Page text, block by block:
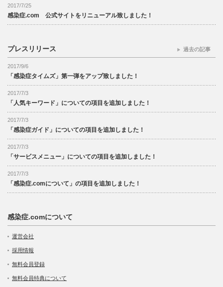
2017/7/25
感染症.com 公式サイトをリニューアル致しました！
プレスリリース
2017/9/6
「感染症タイムズ」第一弾をアップ致しました！
2017/7/3
「人気キーワード」についての項目を追加しました！
2017/7/3
「感染症ガイド」についての項目を追加しました！
2017/7/3
「サービスメニュー」についての項目を追加しました！
2017/7/3
「感染症.comについて」の項目を追加しました！
過去の記事
感染症.comについて
運営会社
採用情報
無料会員登録
無料会員特典について